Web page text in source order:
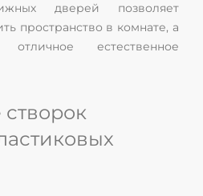
дверей позволяет
пространство в комнате, а
естественное